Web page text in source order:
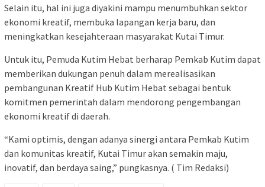
Selain itu, hal ini juga diyakini mampu menumbuhkan sektor
ekonomi kreatif, membuka lapangan kerja baru, dan
meningkatkan kesejahteraan masyarakat Kutai Timur.
Untuk itu, Pemuda Kutim Hebat berharap Pemkab Kutim dapat
memberikan dukungan penuh dalam merealisasikan
pembangunan Kreatif Hub Kutim Hebat sebagai bentuk
komitmen pemerintah dalam mendorong pengembangan
ekonomi kreatif di daerah.
“Kami optimis, dengan adanya sinergi antara Pemkab Kutim
dan komunitas kreatif, Kutai Timur akan semakin maju,
inovatif, dan berdaya saing,” pungkasnya. ( Tim Redaksi)